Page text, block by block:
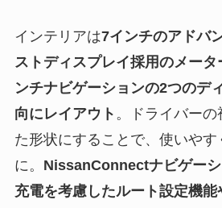
インテリアは7インチのアドバ
ストディスプレイ採用のメータ
ンチナビゲーションの2つのデ
向にレイアウト 。ドライバー
た形状にすることで、使いや
に。 NissanConnectナビゲー
充電を考慮したルート設定機能